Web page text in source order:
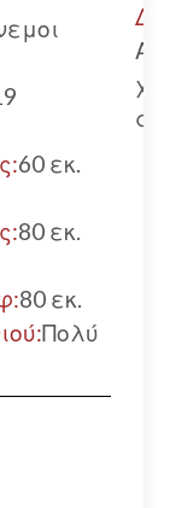
60 εκ.
80 εκ.
80 εκ.
Πολύ